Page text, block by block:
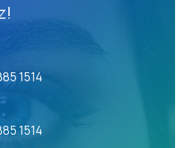
1514
1514